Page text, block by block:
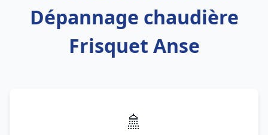
Dépannage chaudière
Frisquet Anse
🚿